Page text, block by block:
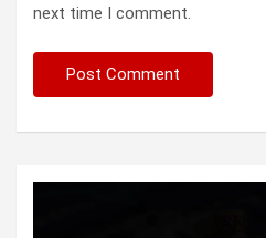
next time I comment.